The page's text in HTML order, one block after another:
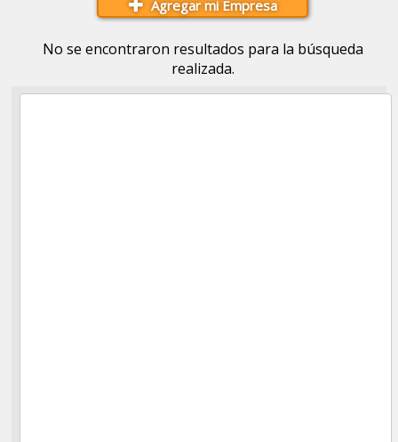
Agregar mi Empresa
No se encontraron resultados para la búsqueda
realizada.